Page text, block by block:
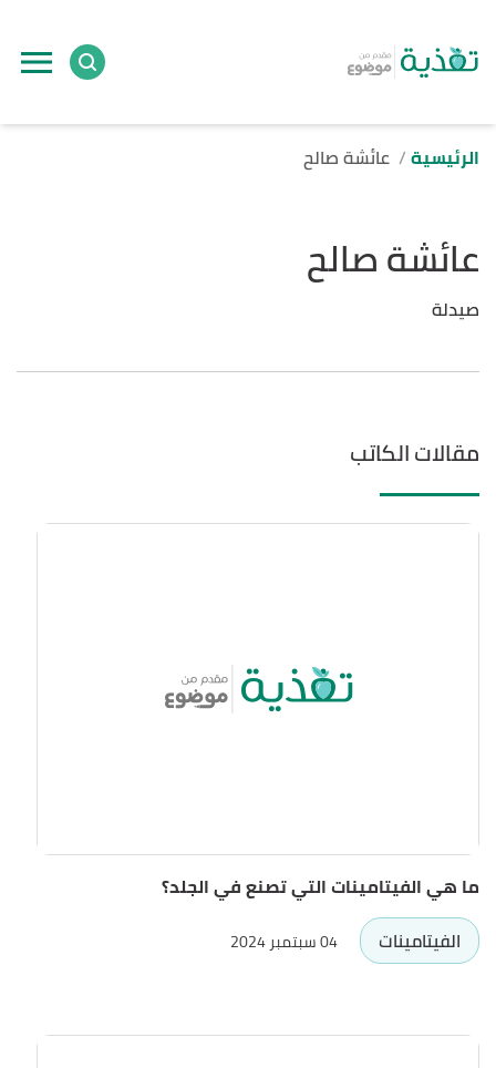
الرئيسية عائشة صالح
عائشة صالح
صيدلة
مقالات الكاتب
ما هي الفيتامينات التي تصنع في الجلد؟
الفيتامينات
04 سبتمبر 2024